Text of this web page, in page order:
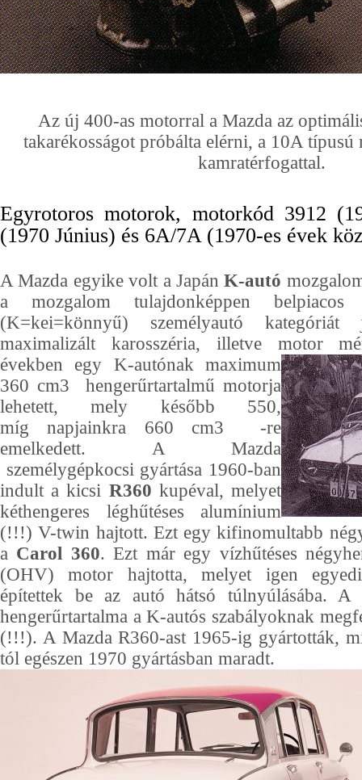
Az új 400-as motorral a Mazda az
takarékosságot próbálta elérni, a 10A
kamratérfogattal.
Egyrotoros motorok, motorkód 3912
(1970 Június) és 6A/7A (1970-es évek
A Mazda egyike volt a JapánK-autó
a mozgalom tulajdonképpen
(K=kei=könnyű) személyautó kategóriát
maximalizált karosszéria, illetve motor
években egy K-autónak maximum
360 cm3 hengerűrtartalmű motorja
lehetett, mely később 550,
míg napjainkra 660 cm3 -re
emelkedett. A Mazda
személygépkocsi gyártása 1960-ban
indult a kicsi R360 kupéval, melyet
kéthengeres léghűtéses alumínium
(!!!) V-twin hajtott. Ezt egy kifinomultabb
a Carol 360. Ezt már egy vízhűtéses
(OHV) motor hajtotta, melyet igen
építettek be az autó hátsó túlnyúlásába. A
hengerűrtartalma a K-autós szabályoknak
(!!!). A Mazda R360-ast 1965-ig gyártották,
tól egészen 1970 gyártásban maradt.